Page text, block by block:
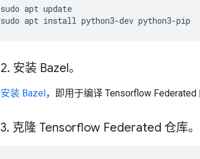
sudo apt update
sudo apt install python3-dev python3-pip
2. 安装 Bazel。
安装 Bazel，即用于编译 Tensorflow Federated
3. 克隆 Tensorflow Federated 仓库。